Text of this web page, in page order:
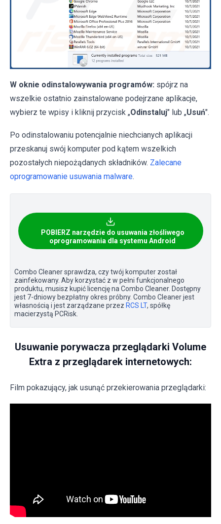
W oknie odinstalowywania programów: spójrz na
wszelkie ostatnio zainstalowane podejrzane aplikacje,
wybierz te wpisy i kliknij przycisk „Odinstaluj" lub „Usuń".
Po odinstalowaniu potencjalnie niechcianych aplikacji
przeskanuj swój komputer pod kątem wszelkich
pozostałych niepożądanych składników. Zalecane
oprogramowanie usuwania malware.
POBIERZ narzędzie do usuwania złośliwego
oprogramowania dla systemu Android
Combo Cleaner sprawdza, czy twój komputer został
zainfekowany. Aby korzystać z w pełni funkcjonalnego
produktu, musisz kupić licencję na Combo Cleaner. Dostępny
jest 7-dniowy bezpłatny okres próbny. Combo Cleaner jest
własnością i jest zarządzane przez RCS LT, spółkę
macierzystą PCRisk.
Usuwanie porywacza przeglądarki Volume
Extra z przeglądarek internetowych:
Film pokazujący, jak usunąć przekierowania przeglądarki: